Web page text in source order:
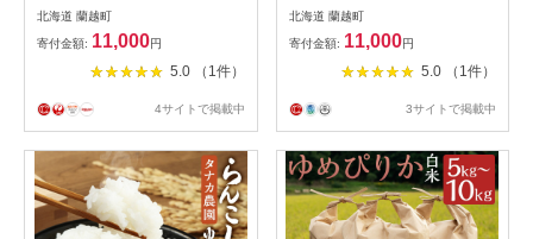
北海道 蘭越町
寄付金額: 11,000円
5.0 （1件）
4サイトで掲載中
約210g×3個 （計約630g） ミ
ックス粉 ミックス クレープ
米粉 スイーツ デザート お菓
子 菓子 洋菓子 ゆめぴりか 北
北海道 蘭越町
寄付金額: 11,000円
5.0 （1件）
3サイトで掲載中